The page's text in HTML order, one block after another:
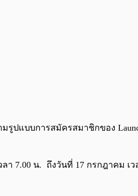
มรูปแบบการสมัครสมาชิกของ
7.00 น. ถึงวันที่ 17 กรกฎาคม เว